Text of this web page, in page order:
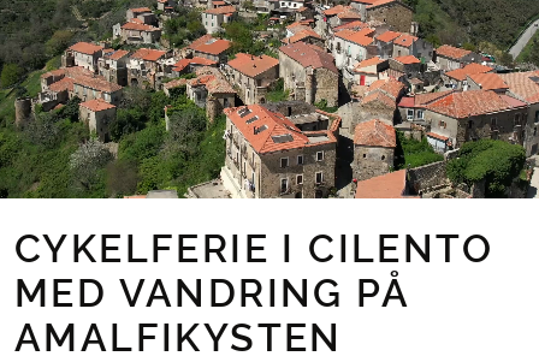
CYKELFERIE I CILENTO
MED VANDRING PÅ
AMALFIKYSTEN